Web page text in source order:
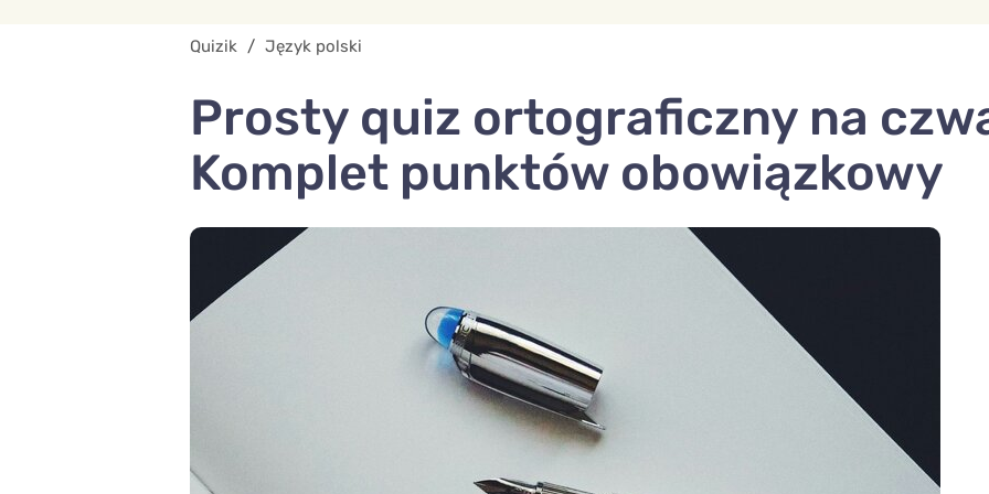
Quizik / Język polski
Prosty quiz ortograficzny na
Komplet punktów obowiązkowy